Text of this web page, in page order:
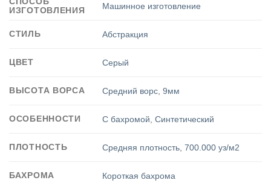
ИЗГОТОВЛЕНИЯ
Машинное изготовление
СТИЛЬ Абстракция
ЦВЕТ Серый
ВЫСОТА ВОРСА Средний ворс ,9мм
ОСОБЕННОСТИ С бахромой ,Синтетический
ПЛОТНОСТЬ Средняя плотность ,700.000 уз/м2
БАХРОМА Короткая бахрома